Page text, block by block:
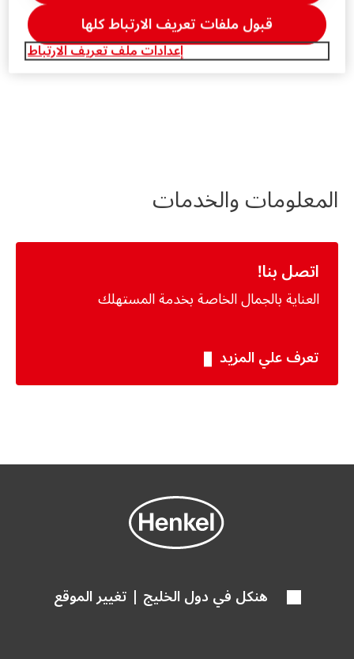
المعلومات والخدمات
اتصل بنا!
العناية بالجمال الخاصة بخدمة المستهلك
تعرف علي المزيد
هنكل في دول الخليج | تغيير الموقع
إعدادات ملف تعريف الارتباط
قبول ملفات تعريف الارتباط كلها